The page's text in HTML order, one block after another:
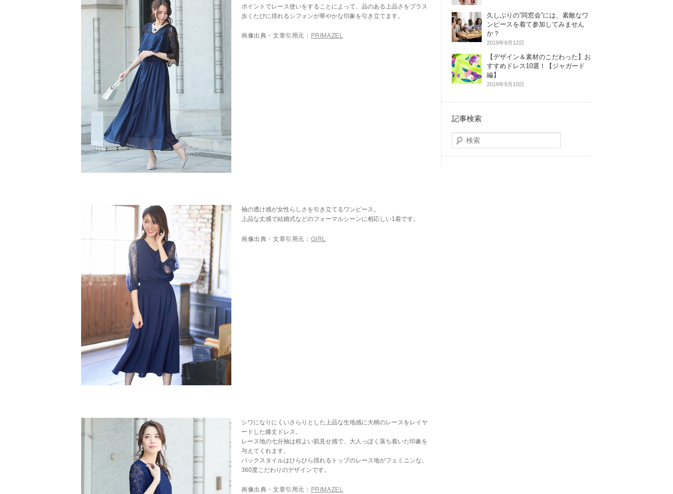
ポイントでレース使いをすることによって、品のある上品さをプラス
歩くたびに揺れるシフォンが華やかな印象を引き立てます。
画像出典・文章引用元： PRIMAZEL
袖の透け感が女性らしさを引き立てるワンピース。
上品な丈感で結婚式などのフォーマルシーンに相応しい1着です。
画像出典・文章引用元： GIRL
シワになりにくいさらりとした上品な生地感に大柄のレースをレイヤ
ードした膝丈ドレス。
レース地の七分袖は程よい肌見せ感で、大人っぽく落ち着いた印象を
与えてくれます。
バックスタイルはひらひら揺れるトップのレース地がフェミニンな、
360度こだわりのデザインです。
画像出典・文章引用元： PRIMAZEL
久しぶりの”同窓会”には、素敵なワ
ンピースを着て参加してみません
か？
2019年9月12日
【デザイン＆素材のこだわった】お
すすめドレス10選！【ジャガード
編】
2019年9月10日
記事検索
検
索